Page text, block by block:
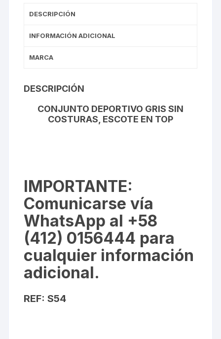
DESCRIPCIÓN
INFORMACIÓN ADICIONAL
MARCA
DESCRIPCIÓN
CONJUNTO DEPORTIVO GRIS SIN
COSTURAS, ESCOTE EN TOP
IMPORTANTE:
Comunicarse vía
WhatsApp al +58
(412) 0156444 para
cualquier información
adicional.
REF: S54